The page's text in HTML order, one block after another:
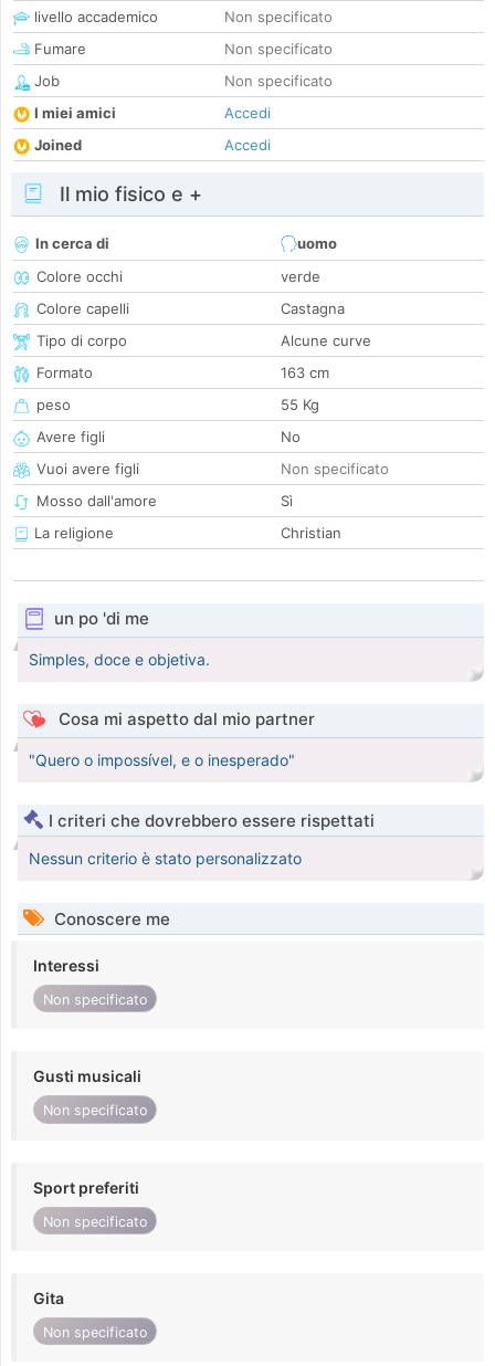
livello accademico
Non specificato
Fumare
Non specificato
Job
Non specificato
I miei amici
Accedi
Joined
Accedi
Il mio fisico e +
In cerca di
uomo
Colore occhi
verde
Colore capelli
Castagna
Tipo di corpo
Alcune curve
Formato
163 cm
peso
55 Kg
Avere figli
No
Vuoi avere figli
Non specificato
Mosso dall'amore
Sì
La religione
Christian
un po 'di me
Simples, doce e objetiva.
Cosa mi aspetto dal mio partner
"Quero o impossível, e o inesperado"
I criteri che dovrebbero essere rispettati
Nessun criterio è stato personalizzato
Conoscere me
Interessi
Non specificato
Gusti musicali
Non specificato
Sport preferiti
Non specificato
Gita
Non specificato